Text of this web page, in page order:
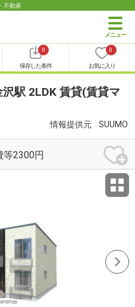
不動産
0
保存した条件
0
お気に入り
駅 2LDK 賃貸(賃貸マ
情報提供元 SUUMO
2300円